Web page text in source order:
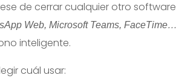
de cerrar cualquier otro software
Web, Microsoft Teams, FaceTime…
inteligente.
cuál usar: